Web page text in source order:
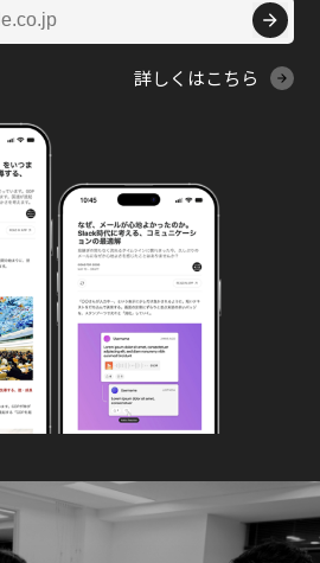
詳しくはこちら